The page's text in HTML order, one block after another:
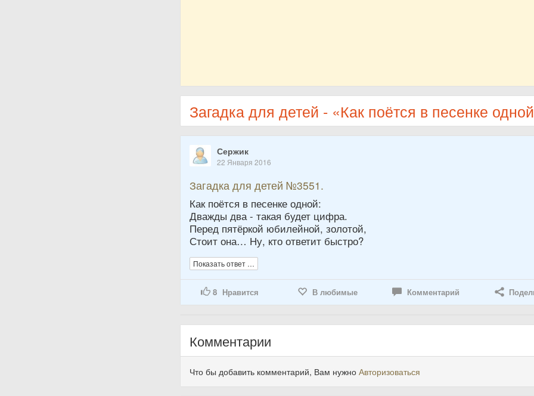
Загадка для детей - «Как поётся в песенке
Сержик
22 Января 2016
Загадка для детей №3551.
Как поётся в песенке одной:
Дважды два - такая будет цифра.
Перед пятёркой юбилейной, золотой,
Стоит она… Ну, кто ответит быстро?
Показать ответ …
8 Нравится В любимые Комментарий
Комментарии
Что бы добавить комментарий, Вам нужноАвторизоваться